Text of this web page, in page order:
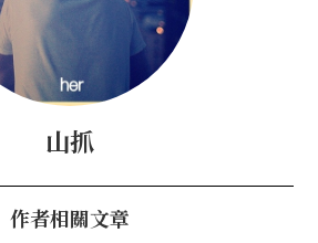
山抓
作者相關文章